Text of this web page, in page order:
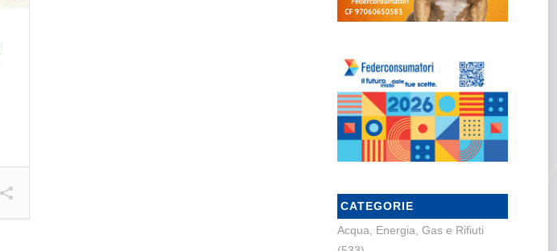
CATEGORIE
Acqua, Energia, Gas e Rifiuti